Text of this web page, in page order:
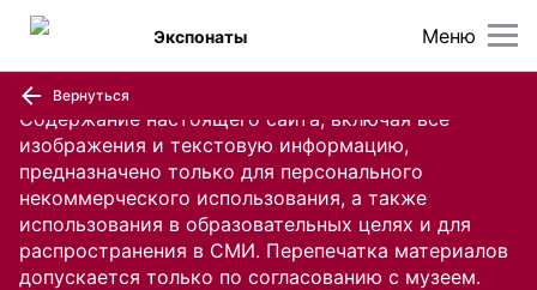
Содержание настоящего сайта, включая все
изображения и текстовую информацию,
предназначено только для персонального
некоммерческого использования, а также
использования в образовательных целях и для
распространения в СМИ. Перепечатка материалов
допускается только по согласованию с музеем.
Меню
Экспонаты
Вернуться